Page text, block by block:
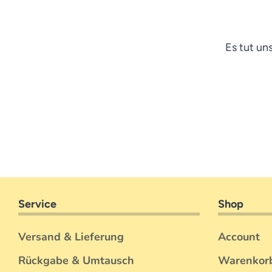
Es tut
Service
Versand & Lieferung
Rückgabe & Umtausch
Shop
Account